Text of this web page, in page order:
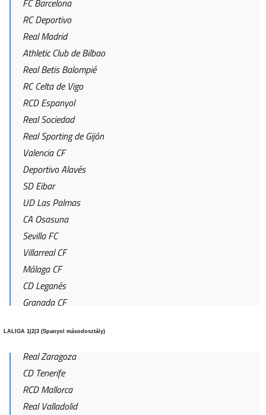
FC Barcelona
RC Deportivo
Real Madrid
Athletic Club de Bilbao
Real Betis Balompié
RC Celta de Vigo
RCD Espanyol
Real Sociedad
Real Sporting de Gijón
Valencia CF
Deportivo Alavés
SD Eibar
UD Las Palmas
CA Osasuna
Sevilla FC
Villarreal CF
Málaga CF
CD Leganés
Granada CF
LALIGA 1|2|3 (Spanyol másodosztály)
Real Zaragoza
CD Tenerife
RCD Mallorca
Real Valladolid